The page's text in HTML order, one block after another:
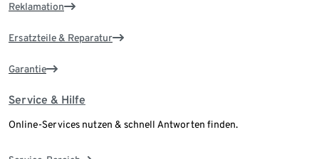
Reklamation
Ersatzteile & Reparatur
Garantie
Service & Hilfe
Online-Services nutzen & schnell Antworten finden.